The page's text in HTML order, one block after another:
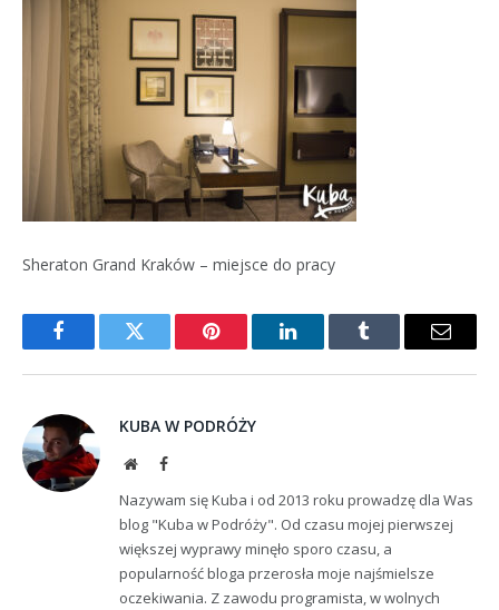
Sheraton Grand Kraków – miejsce do pracy
FacebookTwitter Pinterest LinkedInTumblr Email
KUBA W PODRÓŻY
WebsiteFacebook
Nazywam się Kuba i od 2013 roku prowadzę dla Was
blog "Kuba w Podróży". Od czasu mojej pierwszej
większej wyprawy minęło sporo czasu, a
popularność bloga przerosła moje najśmielsze
oczekiwania. Z zawodu programista, w wolnych